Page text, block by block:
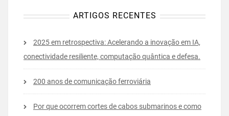
ARTIGOS RECENTES
2025 em retrospectiva: Acelerando a inovação em IA,
conectividade resiliente, computação quântica e defesa.
200 anos de comunicação ferroviária
Por que ocorrem cortes de cabos submarinos e como